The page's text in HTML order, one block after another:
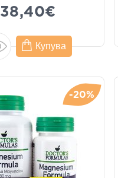
38,40€
Купува
-20%